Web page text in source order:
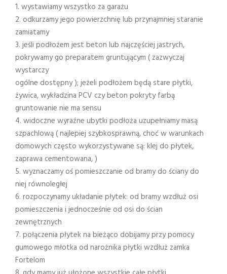
1. wystawiamy wszystko za garażu
2. odkurzamy jego powierzchnię lub przynajmniej staranie
zamiatamy
3. jeśli podłożem jest beton lub najczęściej jastrych,
pokrywamy go preparatem gruntującym ( zazwyczaj
wystarczy
ogólne dostępny ); jeżeli podłożem będą stare płytki,
żywica, wykładzina PCV czy beton pokryty farbą
gruntowanie nie ma sensu
4. widoczne wyraźne ubytki podłoża uzupełniamy masą
szpachlową ( najlepiej szybkosprawną, choć w warunkach
domowych często wykorzystywane są: klej do płytek,
zaprawa cementowana, )
5. wyznaczamy oś pomieszczanie od bramy do ściany do
niej równoległej
6. rozpoczynamy układanie płytek: od bramy wzdłuż osi
pomieszczenia i jednocześnie od osi do ścian
zewnętrznych
7. połączenia płytek na bieżąco dobijamy przy pomocy
gumowego młotka od narożnika płytki wzdłuż zamka
Fortelom